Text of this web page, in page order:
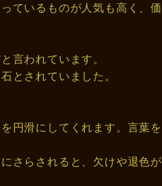
ているものが人気も高く、価
言われています。
とされていました。
円滑にしてくれます。言葉を
さらされると、欠けや退色が